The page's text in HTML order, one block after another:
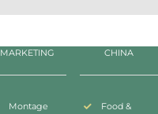
MARKETING
Montage
CHINA
Food &